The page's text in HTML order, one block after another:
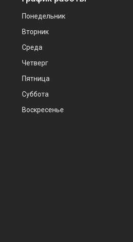
Понедельник
Вторник
Среда
Четверг
Пятница
Суббота
Воскресенье